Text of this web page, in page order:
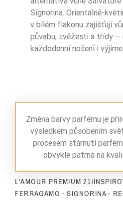
Signorina. Orientálně-
v bílém flakonu zajišťují
půvabu, svěžesti a třídy –
každodenní nošení i
Změna barvy parfému je
výsledkem působením
procesem stárnutí
obvykle patrná na
L'AMOUR PREMIUM 21/
FERRAGAMO - SIGNORINA -